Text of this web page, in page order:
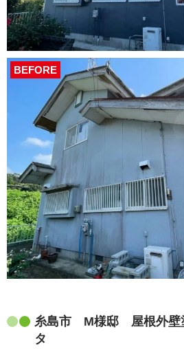
BEFORE
糸島市 M様邸 屋根外壁
タ